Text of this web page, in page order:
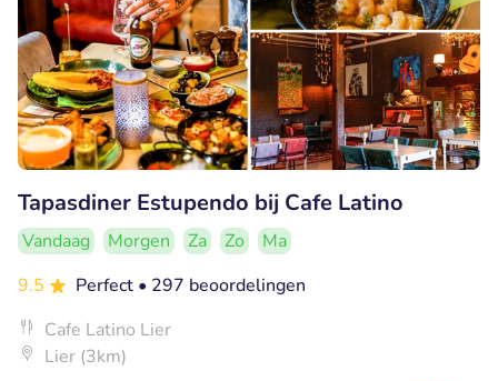
Tapasdiner Estupendo bij Cafe Latino
Vandaag Morgen Za Zo
Ma
9.5
Perfect • 297 beoordelingen
Cafe Latino Lier
Lier (3km)